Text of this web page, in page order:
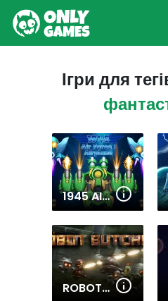
Ігри для
1945 AIR FORCE AIRPLANE
ROBOT BUTCHER